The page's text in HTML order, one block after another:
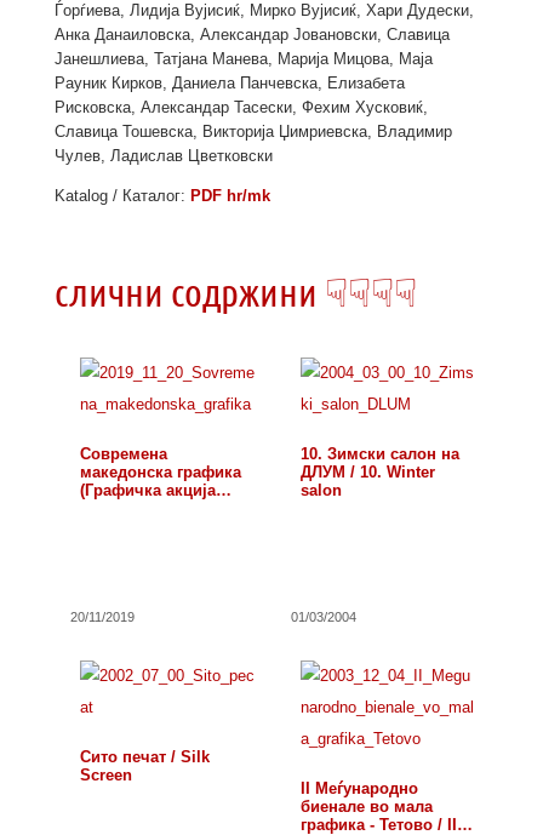
Ѓорѓиева, Лидија Вујисиќ, Мирко Вујисиќ, Хари Дудески,
Анка Данаиловска, Александар Јовановски, Славица
Јанешлиева, Татјана Манева, Марија Мицова, Маја
Рауник Кирков, Даниела Панчевска, Елизабета
Рисковска, Александар Тасески, Фехим Хусковиќ,
Славица Тошевска, Викторија Џимриевска, Владимир
Чулев, Ладислав Цветковски
Katalog / Каталог: PDF hr/mk
слични содржини ☟☟☟☟
Современа
македонска графика
(Графичка акција
20/11/2019
10. Зимски салон на
ДЛУМ / 10. Winter
salon
01/03/2004
Сито печат / Silk
Screen
II Меѓународно
биенале во мала
графика - Тетово / II…